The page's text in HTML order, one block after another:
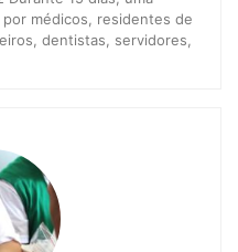
médicos, residentes de
dentistas, servidores,